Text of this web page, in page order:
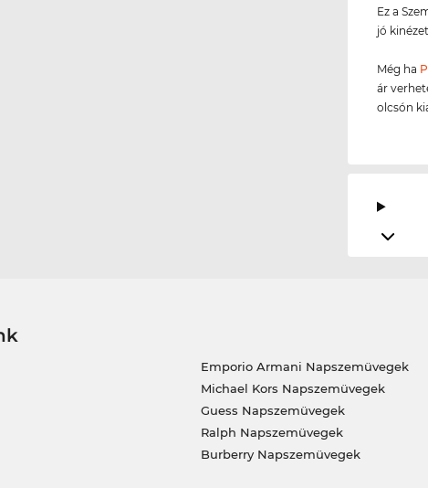
Ez a
jó
Még ha
ár
olcsón
Emporio Armani Napszemüvegek
Michael Kors Napszemüvegek
Guess Napszemüvegek
Ralph Napszemüvegek
Burberry Napszemüvegek